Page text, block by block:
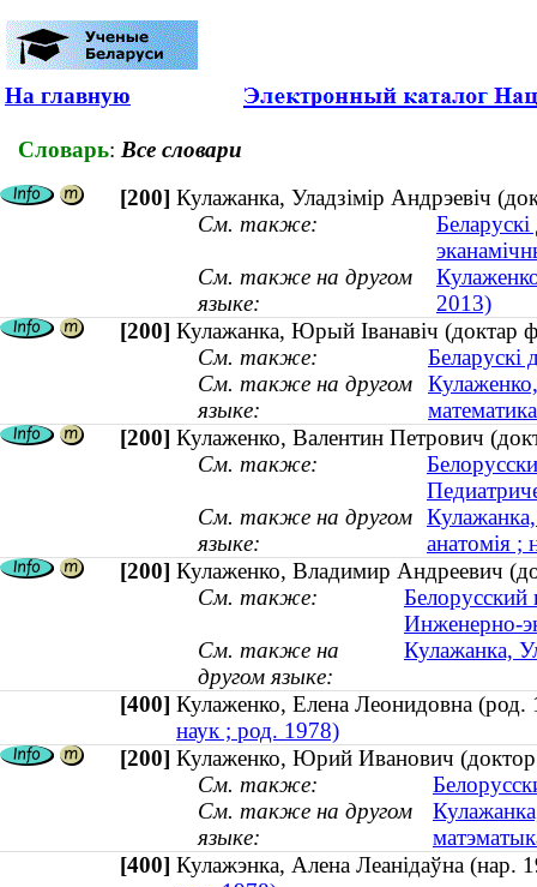
На главную
Словарь: Все словари
[200] Кулажанка, Уладзімір Андрэевіч
См. также:
См. также на другом
языке:
2013)
[200] Кулажанка, Юрый Іванавіч (доктар
См. также:
Беларускі
См. также на другом
языке:
[200] Кулаженко, Валентин Петрович
См. также:
См. также на другом
языке:
анатомія ;
[200] Кулаженко, Владимир Андреевич
См. также:
Белорусский
Инженерно-
См. также на
другом языке:
Кулажанка,
[400] Кулаженко, Елена Леонидовна
наук ; род. 1978)
[200] Кулаженко, Юрий Иванович
См. также:
См. также на другом
языке:
[400] Кулажэнка, Алена Леанідаўна